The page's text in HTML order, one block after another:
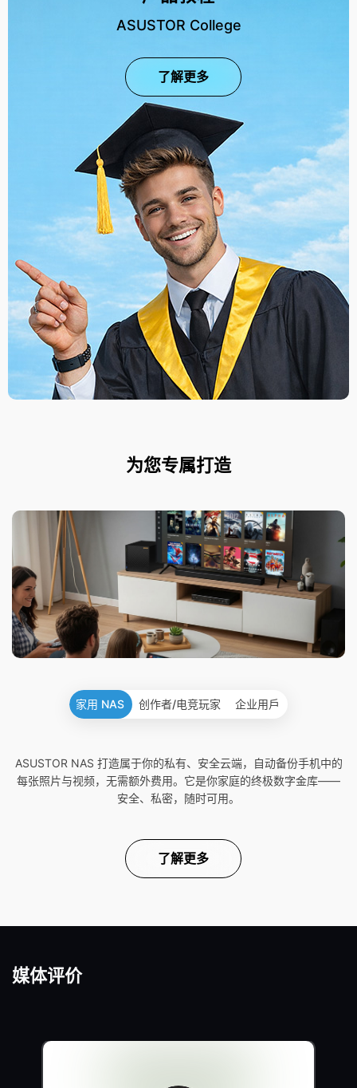
ASUSTOR College
了解更多
为您专属打造
家用 NAS 创作者/电竞玩家 企业用戶
ASUSTOR NAS 打造属于你的私有、安全云端，自动备份手机中的
每张照片与视频，无需额外费用。它是你家庭的终极数字金库——
安全、私密，随时可用。
了解更多
媒体评价